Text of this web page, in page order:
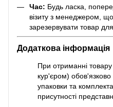
Час: Будь ласка,
візиту з менеджером,
зарезервувати товар
Додаткова інформація
При отриманні товару
кур'єром) обов'язково
упаковки та
присутності